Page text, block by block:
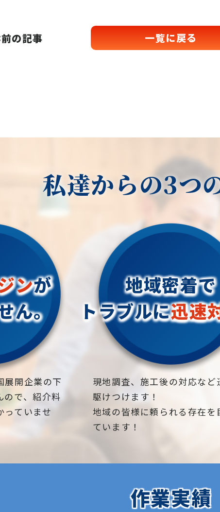
の記事 一覧に戻る
私達からの3つ
ンが
ん。
展開企業の下
ので、紹介料
っていませ
地域密着で
トラブルに迅速
現地調査、施工後の対応など
駆けつけます！
地域の皆様に頼られる存在を
ています！
作業実績